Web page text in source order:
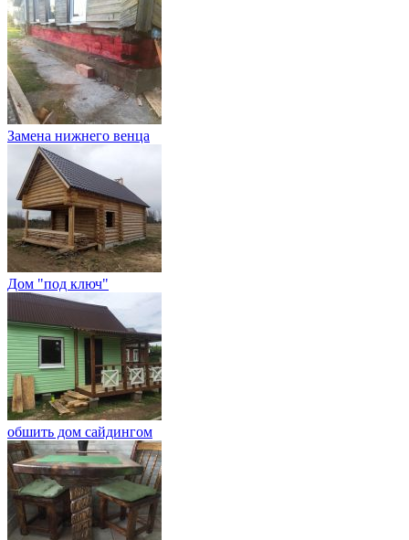
Замена нижнего венца
Дом "под ключ"
обшить дом сайдингом